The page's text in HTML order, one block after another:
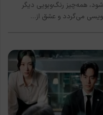
همه‌چیز رنگ‌وبویی دیگر
می‌گردد و عشق از…